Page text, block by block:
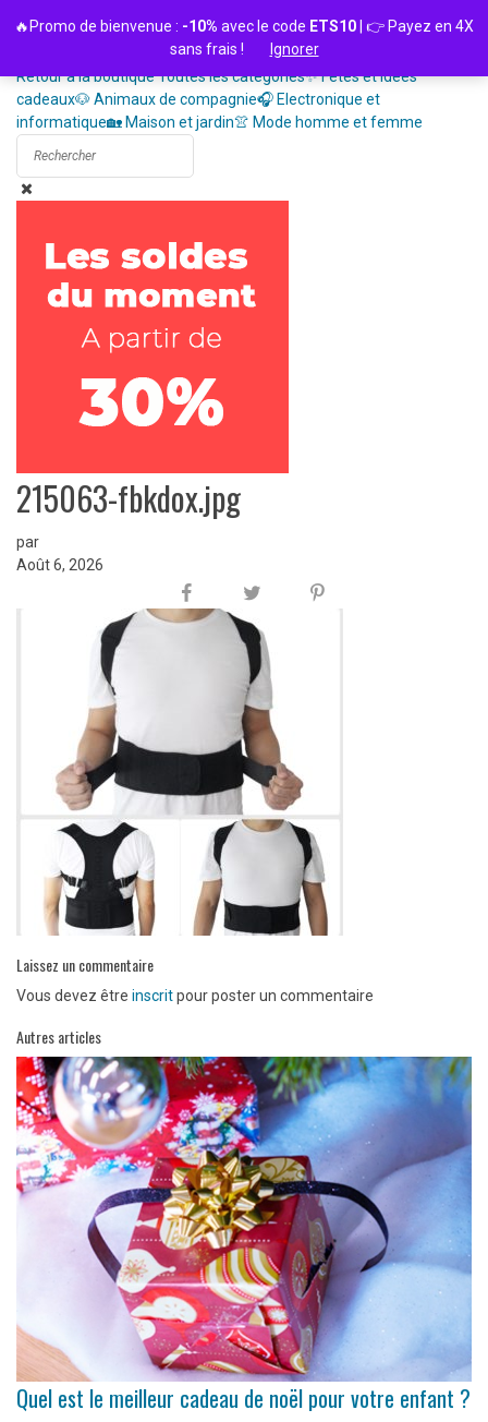
Retour à la boutiqueToutes les catégories✨ Fêtes et idées
cadeaux🐶 Animaux de compagnie🎧 Electronique et
informatique🏡 Maison et jardin👚 Mode homme et femme
215063-fbkdox.jpg
par
Août 6, 2026
Laissez un commentaire
Vous devez être inscritpour poster un commentaire
Autres articles
Quel est le meilleur cadeau de noël pour votre enfant ?
🔥Promo de bienvenue : -10% avec le code ETS10 | 👉 Payez en 4X
sans frais !
Ignorer